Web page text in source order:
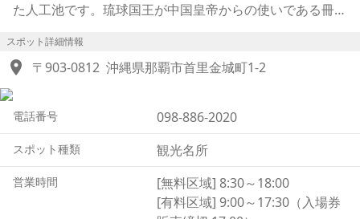
た人工池です。琉球国王が中国皇帝からの使いである冊封
ばれるボートレースを楽しんだ記録もあります。龍潭の水
源は首里城内の湧き水で、龍潭の隣の円鑑池（えんかん
の周辺には香りのよい植物や樹木が生い茂り、夜になると
ライトアップされて市民や観光客の憩いの場になっていま
す。かつて沖縄戦で破壊されましたが、1968年に修復さ
れました。また、1502年頃造られたといわれるアーチ型
の「龍淵橋（りゅうえんきょう）」は見事な彫刻が施さ
スポット詳細情報
location_on 〒903-0812 沖縄県那覇市首里金城町1-2
電話番号 098-886-2020
スポット種類 観光名所
営業時間
[無料区域] 8:30～18:00
[有料区域] 9:00～17:30（入場券